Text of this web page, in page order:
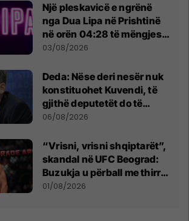
Një pleskavicë e ngrënë
nga Dua Lipa në Prishtinë
në orën 04:28 të mëngjesit
- dhe bota digjitale serbe
03/08/2026
Deda: Nëse deri nesër nuk
konstituohet Kuvendi, të
gjithë deputetët do të
bëjnë shkelje të rëndë
06/08/2026
“Vrisni, vrisni shqiptarët”,
skandal në UFC Beograd:
Buzukja u përball me thirrje
anti-shqiptare nga
01/08/2026